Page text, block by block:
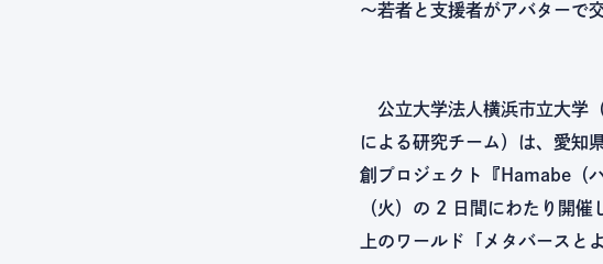
～若者と支援者がアバターで
公立大学法人横浜市立大学
による研究チーム）は、愛知
創プロジェクト『Hamabe（
（火）の 2 日間にわたり開
上のワールド「メタバースと